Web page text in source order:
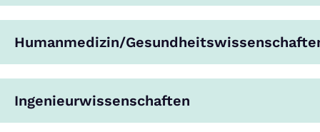
Humanmedizin/
Ingenieurwissenschaften